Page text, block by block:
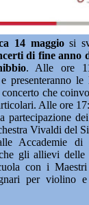
14 maggiosi
di fine anno
. Alle ore
presenteranno le
che
Alle ore
partecipazione
Vivaldi del
Accademie di
gli allievi delle
con i
per violino